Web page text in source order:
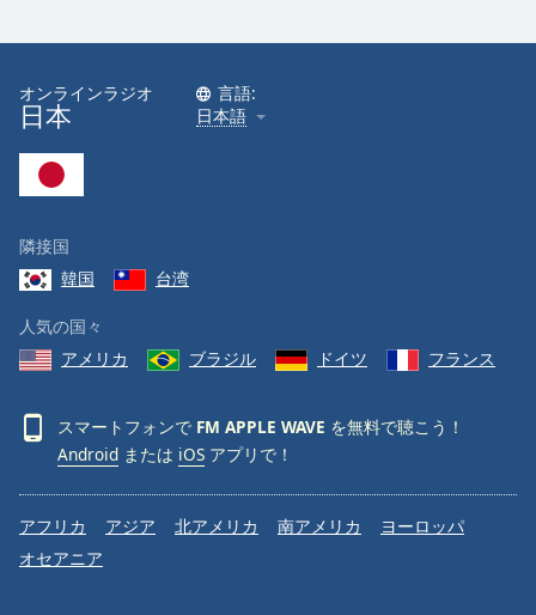
オンラインラジオ
日本
言語:
日本語
隣接国
韓国
台湾
人気の国々
アメリカ
ブラジル ドイツ フランス
スマートフォンで FM APPLE WAVE を無料で聴こう！
Android または iOS アプリで！
アフリカ アジア 北アメリカ 南アメリカ
ヨーロッパ
オセアニア